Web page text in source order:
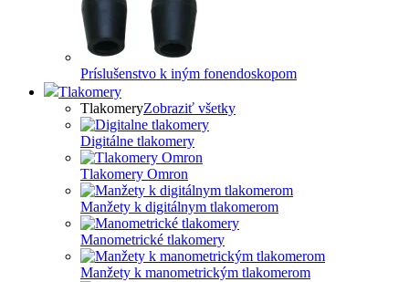
Príslušenstvo k iným fonendoskopom
Tlakomery
TlakomeryZobraziť všetky
Digitálne tlakomery
Tlakomery Omron
Manžety k digitálnym tlakomerom
Manometrické tlakomery
Manžety k manometrickým tlakomerom